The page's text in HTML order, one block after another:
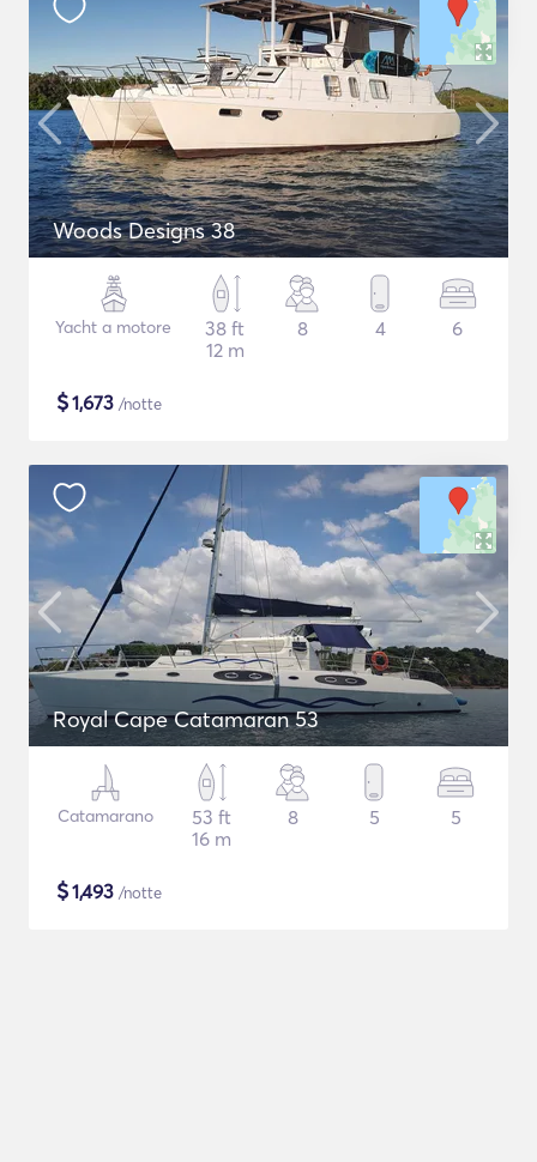
Woods Designs 38
Yacht a motore
38 ft
12 m
8 4 6
$1,673 /notte
Royal Cape Catamaran 53
Catamarano
53 ft
16 m
8 5 5
$1,493 /notte